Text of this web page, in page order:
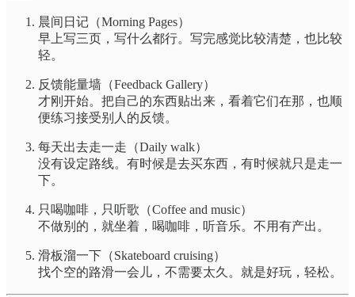
晨间日记（Morning Pages）
早上写三页，写什么都行。写完感觉比较清楚，也比较
轻。
反馈能量墙（Feedback Gallery）
才刚开始。把自己的东西贴出来，看着它们在那，也顺
便练习接受别人的反馈。
每天出去走一走（Daily walk）
没有设定路线。有时候是去买东西，有时候就只是走一
下。
只喝咖啡，只听歌（Coffee and music）
不做别的，就坐着，喝咖啡，听音乐。不用有产出。
滑板溜一下（Skateboard cruising）
找个空的路滑一会儿，不需要太久。就是好玩，轻松。